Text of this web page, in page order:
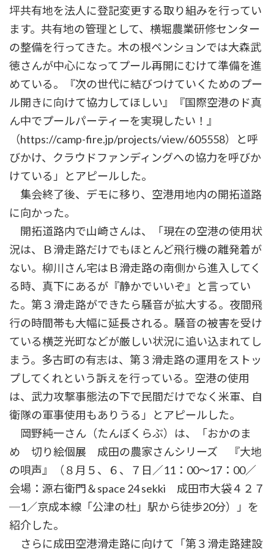
坪共有地を法人に登記変更する取り組みを行ってい
ます。共有地の管理として、横堀農業研修センター
の整備を行ってきた。木の根ペンションでは大森武
徳さんが中心になってプール再開にむけて準備を進
めている。『次の世代に結びつけていくためのプー
ル開きに向けて協力してほしい』『国際空港のド真
ん中でプールパーティーを実現したい！』
（https://camp-fire.jp/projects/view/605558）と呼
びかけ、クラウドファンディングへの協力を呼びか
けている」とアピールした。
集会終了後、デモに移り、空港用地内の開拓道路
に向かった。
開拓道路内で山崎さんは、「現在の空港の使用状
況は、Ｂ滑走路だけでもほとんど飛行機の離発着が
ない。柳川さん宅はＢ滑走路の南側から進入してく
る時、真下にあるが『静かでいいぞ』と言ってい
た。第３滑走路ができたら騒音が拡大する。夜間飛
行の時間帯も大幅に延長される。騒音の被害を受け
ている横芝光町などが厳しい状況に追い込まれてし
まう。多古町の有志は、第３滑走路の運用をストッ
プしてくれという訴えを行っている。空港の使用
は、武力攻撃事態法の下で民間だけでなく米軍、自
衛隊の軍事使用もありうる」とアピールした。
岡野純一さん（たんぼくらぶ）は、「おかのま
め 切り絵個展 成田の農家さんシリーズ 『大地
の唄声』（８月５、６、７日／11：00～17：00／
会場：源右衛門＆space 24 sekki 成田市大袋４２７
─1／京成本線「公津の杜」駅から徒歩20分）」を
紹介した。
さらに成田空港滑走路に向けて「第３滑走路建設